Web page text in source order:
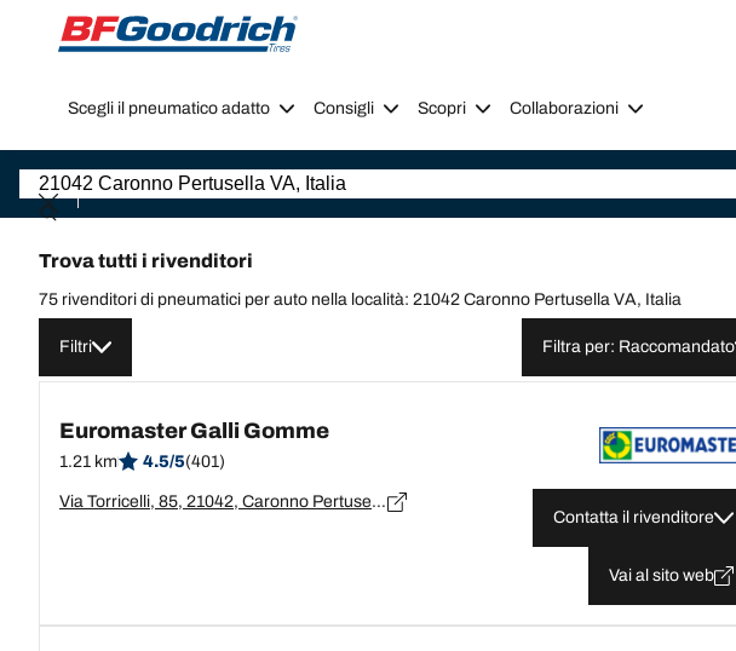
Go to page content
Go to page navigation
Scegli il pneumatico adatto Consigli Scopri Collaborazioni
Trova tutti i rivenditori
75 rivenditori di pneumatici per auto nella località: 21042 Caronno Pertusella VA, Italia
Filtri Filtra per: Raccomandato
Euromaster Galli Gomme
1.21 km 4.5/5(401)
Via Torricelli, 85, 21042, Caronno Pertusella, Varese
Contatta il rivenditore
Vai al sito web